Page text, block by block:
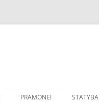
PRAMONEI STATYBA